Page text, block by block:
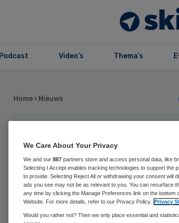
Podcast Video’s Thema’s
Home › Nieuws
Coloriet
We Care About Your Privacy
We and our 887 partners store and access personal data, like
Selecting I Accept enables tracking technologies to support
to provide. Selecting Reject All or withdrawing your consent will
ads you see may not be as relevant to you. You can resurface
any time by clicking the Manage Preferences link on the
Website. For more details, refer to our Privacy Policy. Privacy
Would you rather not? Then we only place essential and